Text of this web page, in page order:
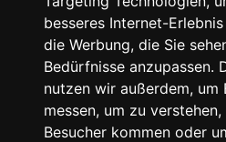
besseres Internet-
die Werbung, die Sie
Bedürfnisse anzupassen.
nutzen wir außerdem, um
messen, um zu
Besucher kommen oder